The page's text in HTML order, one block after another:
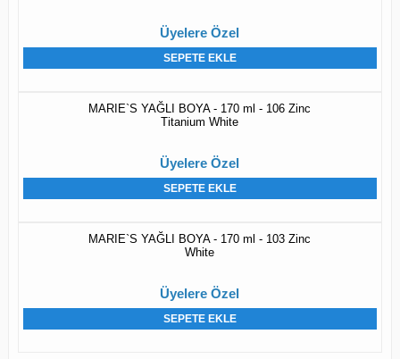
Üyelere Özel
SEPETE EKLE
MARIE`S YAĞLI BOYA - 170 ml - 106 Zinc
Titanium White
Üyelere Özel
SEPETE EKLE
MARIE`S YAĞLI BOYA - 170 ml - 103 Zinc
White
Üyelere Özel
SEPETE EKLE